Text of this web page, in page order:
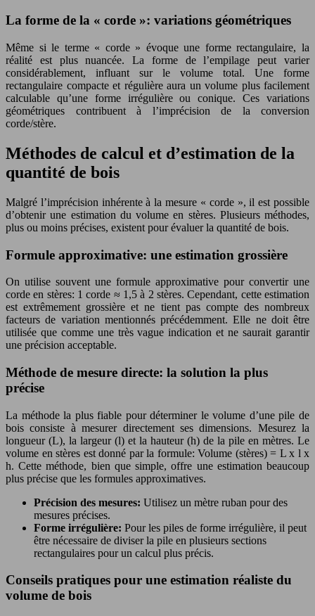
La forme de la « corde »: variations géométriques
Même si le terme « corde » évoque une forme rectangulaire, la
réalité est plus nuancée. La forme de l’empilage peut varier
considérablement, influant sur le volume total. Une forme
rectangulaire compacte et régulière aura un volume plus facilement
calculable qu’une forme irrégulière ou conique. Ces variations
géométriques contribuent à l’imprécision de la conversion
corde/stère.
Méthodes de calcul et d’estimation de la
quantité de bois
Malgré l’imprécision inhérente à la mesure « corde », il est possible
d’obtenir une estimation du volume en stères. Plusieurs méthodes,
plus ou moins précises, existent pour évaluer la quantité de bois.
Formule approximative: une estimation grossière
On utilise souvent une formule approximative pour convertir une
corde en stères: 1 corde ≈ 1,5 à 2 stères. Cependant, cette estimation
est extrêmement grossière et ne tient pas compte des nombreux
facteurs de variation mentionnés précédemment. Elle ne doit être
utilisée que comme une très vague indication et ne saurait garantir
une précision acceptable.
Méthode de mesure directe: la solution la plus
précise
La méthode la plus fiable pour déterminer le volume d’une pile de
bois consiste à mesurer directement ses dimensions. Mesurez la
longueur (L), la largeur (l) et la hauteur (h) de la pile en mètres. Le
volume en stères est donné par la formule: Volume (stères) = L x l x
h. Cette méthode, bien que simple, offre une estimation beaucoup
plus précise que les formules approximatives.
Précision des mesures: Utilisez un mètre ruban pour des
mesures précises.
Forme irrégulière: Pour les piles de forme irrégulière, il peut
être nécessaire de diviser la pile en plusieurs sections
rectangulaires pour un calcul plus précis.
Conseils pratiques pour une estimation réaliste du
volume de bois